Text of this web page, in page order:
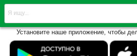
Установите наше приложение, чтобы